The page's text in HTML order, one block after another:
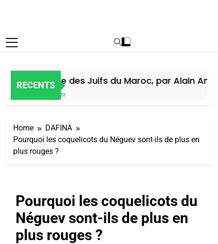
RECENTS
Histoire des Juifs du Maroc, par Alain Amiel
Home
DAFINA
Pourquoi les coquelicots du Néguev sont-ils de plus en
plus rouges ?
Pourquoi les coquelicots du
Néguev sont-ils de plus en
plus rouges ?